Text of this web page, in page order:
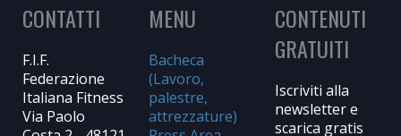
CONTATTI
F.I.F.
Federazione
Italiana Fitness
Via Paolo
MENU
Bacheca
(Lavoro,
palestre,
attrezzature)
CONTENUTI
GRATUITI
Iscriviti alla
newsletter e
scarica gratis